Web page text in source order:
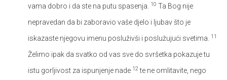
vama dobro i da ste na putu spasenja.
10 Ta Bog nije
nepravedan da bi zaboravio vaše djelo i ljubav što je
iskazaste njegovu imenu posluživši i poslužujući svetima.
11
Želimo ipak da svatko od vas sve do svršetka pokazuje tu
istu gorljivost za ispunjenje nade 12 te ne omlitavite, nego